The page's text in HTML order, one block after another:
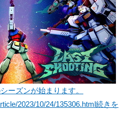
ーズンが始まります。
2023/10/24/135306.html続きを